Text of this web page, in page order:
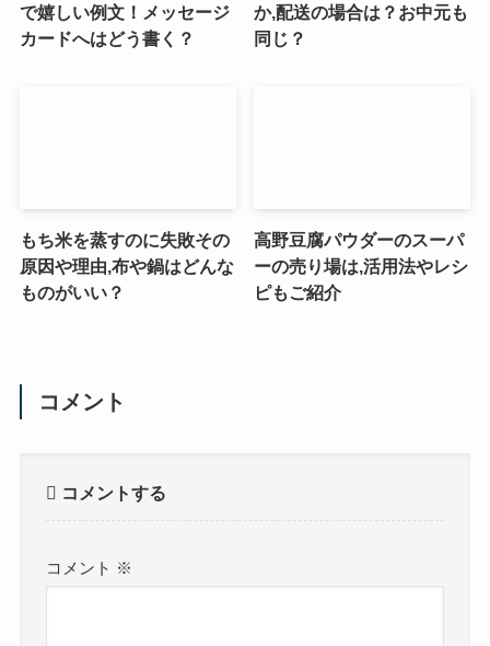
で嬉しい例文！メッセージ
カードへはどう書く？
か,配送の場合は？お中元も
同じ？
もち米を蒸すのに失敗その
原因や理由,布や鍋はどんな
ものがいい？
高野豆腐パウダーのスーパ
ーの売り場は,活用法やレシ
ピもご紹介
コメント
コメントする
コメント ※